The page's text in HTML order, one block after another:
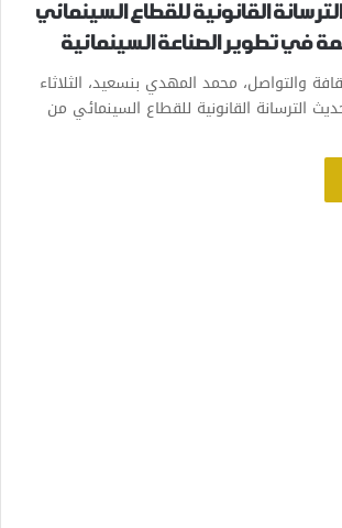
القانونية للقطاع السينمائي
في تطوير الصناعة السينمائية
والتواصل، محمد المهدي بنسعيد، الثلاثاء
الترسانة القانونية للقطاع السينمائي من